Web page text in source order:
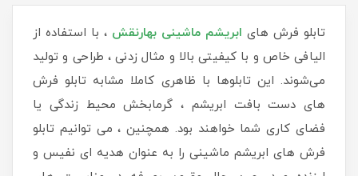
تابلو فرش های ابریشم ماشینی بهارنقش ، با استفاده از
الیافی خاص و با کیفیتی بالا و مثال زدنی ، طراحی و تولید
می‌شوند. این تابلوها با ظاهری کاملا مشابه تابلو فرش
های دست بافت ابریشم ، گرمابخش محیط زندگی یا
فضای کاری شما خواهند بود. همچنین ، می توانیم تابلو
فرش های ابریشم ماشینی را به عنوان هدیه ای نفیس و